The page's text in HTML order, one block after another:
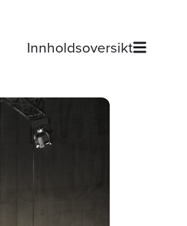
Innholdsoversikt